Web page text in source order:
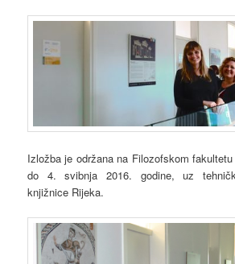
Izložba je održana na Filozofskom
do 4. svibnja 2016. godine, uz
knjižnice Rijeka.